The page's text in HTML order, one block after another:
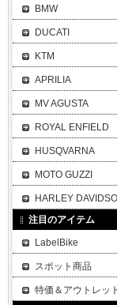
BMW
DUCATI
KTM
APRILIA
MV AGUSTA
ROYAL ENFIELD
HUSQVARNA
MOTO GUZZI
HARLEY
注目のアイテム
LabelBike
スポット商品
特価＆アウトレット